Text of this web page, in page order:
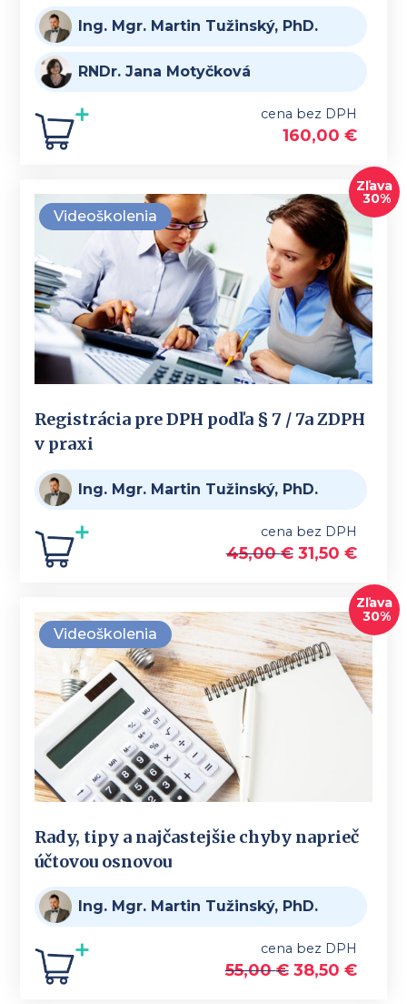
Ing. Mgr. Martin Tužinský, PhD.
RNDr. Jana Motyčková
cena bez DPH
160,00 €
Videoškolenia
Zľava
30%
Registrácia pre DPH podľa § 7 / 7a ZDPH
v praxi
Ing. Mgr. Martin Tužinský, PhD.
cena bez DPH
45,00€ 31,50 €
Videoškolenia
Zľava
30%
Rady, tipy a najčastejšie chyby naprieč
účtovou osnovou
Ing. Mgr. Martin Tužinský, PhD.
cena bez DPH
55,00€ 38,50 €